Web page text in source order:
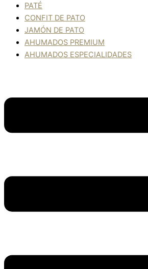
PATÉ
CONFIT DE PATO
JAMÓN DE PATO
AHUMADOS PREMIUM
AHUMADOS ESPECIALIDADES